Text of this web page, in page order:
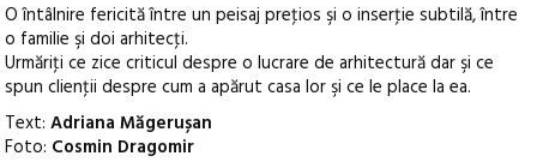
O întâlnire fericită între un peisaj preţios şi o inserţie subtilă, între
o familie şi doi arhitecţi.
Urmăriţi ce zice criticul despre o lucrare de arhitectură dar şi ce
spun clienţii despre cum a apărut casa lor şi ce le place la ea.
Text:Adriana Măgerușan
Foto: Cosmin Dragomir